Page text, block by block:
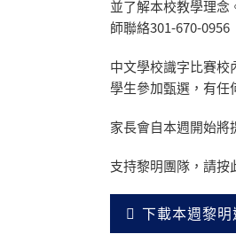
並了解本校教學理念
師聯絡301-670-0956
中文學校識字比賽
學生參加甄選，有任
家長會自本週開始將
支持黎明團隊，請按
下載本週黎